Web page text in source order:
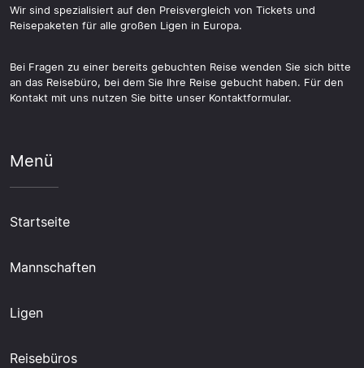
Wir sind spezialisiert auf den Preisvergleich von Tickets und
Reisepaketen für alle großen Ligen in Europa.
Bei Fragen zu einer bereits gebuchten Reise wenden Sie sich bitte
an das Reisebüro, bei dem Sie Ihre Reise gebucht haben. Für den
Kontakt mit uns nutzen Sie bitte unser Kontaktformular.
Menü
Startseite
Mannschaften
Ligen
Reisebüros